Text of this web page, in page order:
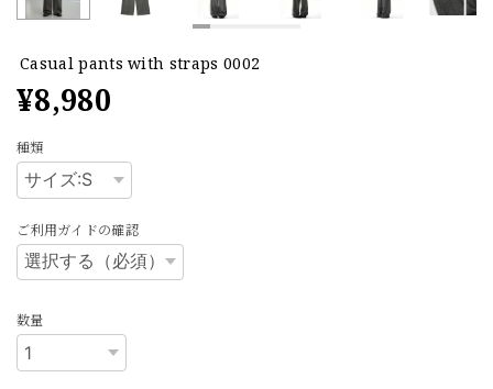
Casual pants with straps 0002
¥8,980
種類
ご利用ガイドの確認
数量